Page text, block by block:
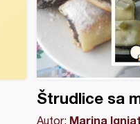
Štrudlice sa
Autor: Marina